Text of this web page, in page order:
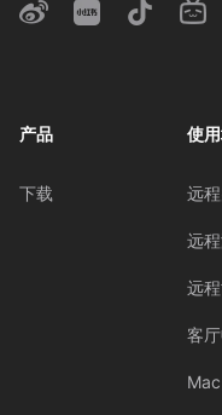
产品
下载
使
远
远
远
客